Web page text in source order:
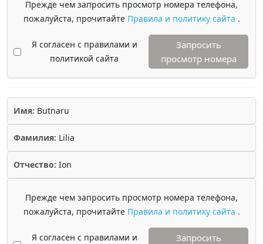
Прежде чем запросить просмотр номера телефона,
пожалуйста, прочитайте Правила и политику сайта .
Я согласен с правилами и
политикой сайта
Запросить
просмотр номера
Имя: Butnaru
Фамилия: Lilia
Отчество: Ion
Прежде чем запросить просмотр номера телефона,
пожалуйста, прочитайте Правила и политику сайта .
Я согласен с правилами и
Запросить